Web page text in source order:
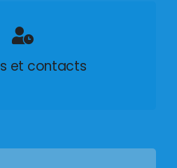
et contacts